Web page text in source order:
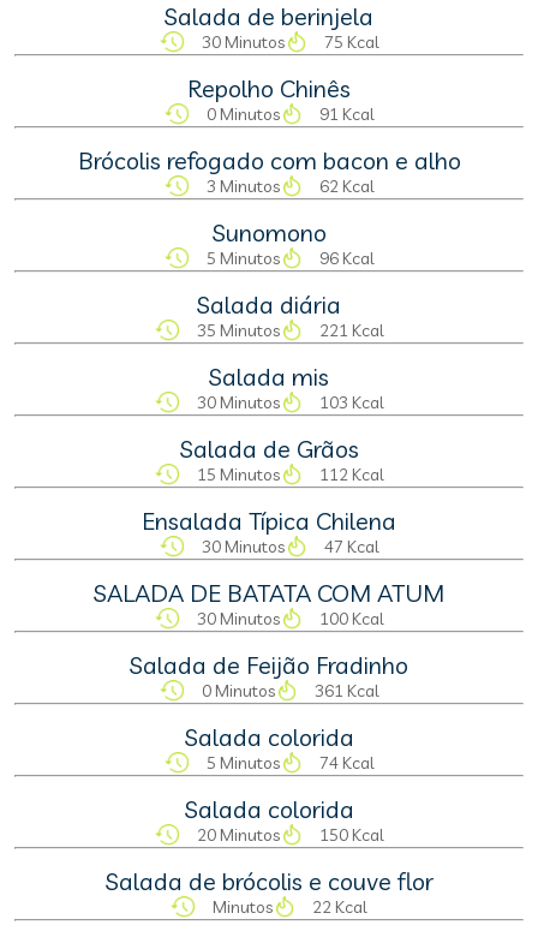
Salada de berinjela
30 Minutos 75 Kcal
Repolho Chinês
0 Minutos 91 Kcal
Brócolis refogado com bacon e alho
3 Minutos 62 Kcal
Sunomono
5 Minutos 96 Kcal
Salada diária
35 Minutos 221 Kcal
Salada mis
30 Minutos 103 Kcal
Salada de Grãos
15 Minutos 112 Kcal
Ensalada Típica Chilena
30 Minutos 47 Kcal
SALADA DE BATATA COM ATUM
30 Minutos 100 Kcal
Salada de Feijão Fradinho
0 Minutos 361 Kcal
Salada colorida
5 Minutos 74 Kcal
Salada colorida
20 Minutos 150 Kcal
Salada de brócolis e couve flor
Minutos 22 Kcal